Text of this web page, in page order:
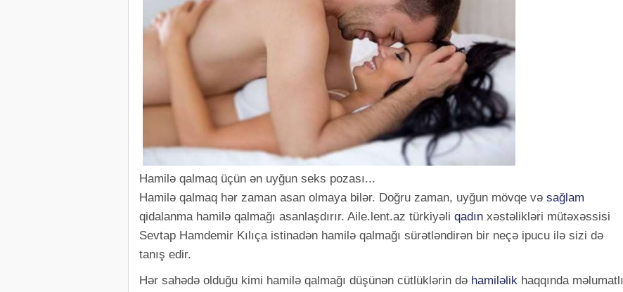
Hamilə qalmaq üçün ən uyğun seks pozası...
Hamilə qalmaq hər zaman asan olmaya bilər. Doğru zaman, uyğun mövqe və sağlam
qidalanma hamilə qalmağı asanlaşdırır. Aile.lent.az türkiyəli qadın xəstəlikləri mütəxəssisi
Sevtap Hamdemir Kılıça istinadən hamilə qalmağı sürətləndirən bir neçə ipucu ilə sizi də
tanış edir.
Hər sahədə olduğu kimi hamilə qalmağı düşünən cütlüklərin də hamiləlik haqqında məlumatlı